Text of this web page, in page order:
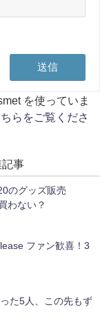
を使っていま
らをご覧くださ
記事
のグッズ販売
わない？
ファン歓喜！3
た5人、この先もず